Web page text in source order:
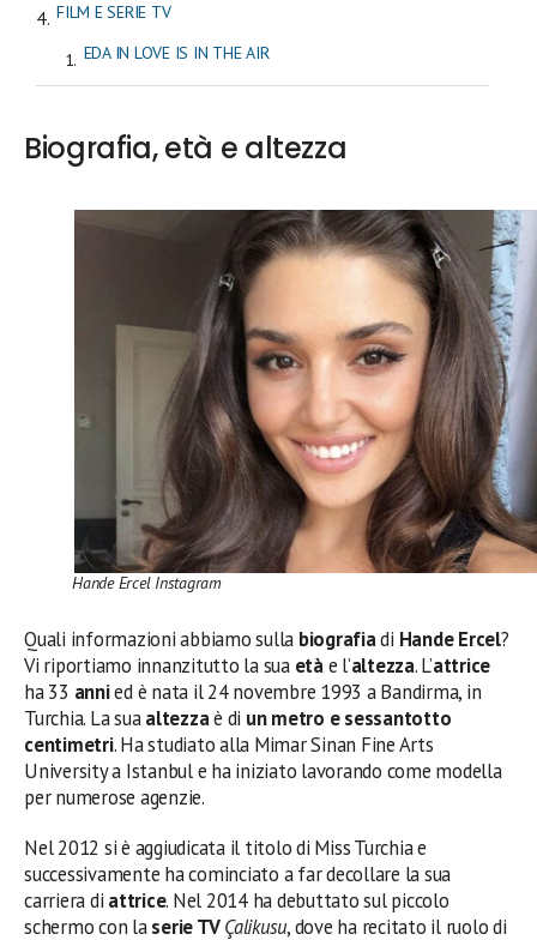
FILM E SERIE TV
EDA IN LOVE IS IN THE AIR
Biografia, età e altezza
Hande Ercel Instagram
Quali informazioni abbiamo sulla biografiadi Hande Ercel?
Vi riportiamo innanzitutto la sua etàe l’altezza. L’attrice
ha 33 annied è nata il 24 novembre 1993 a Bandirma, in
Turchia. La suaaltezzaè di un metro e sessantotto
centimetri. Ha studiato alla Mimar Sinan Fine Arts
University a Istanbul e ha iniziato lavorando come modella
per numerose agenzie.
Nel 2012 si è aggiudicata il titolo di Miss Turchia e
successivamente ha cominciato a far decollare la sua
carriera di attrice. Nel 2014 ha debuttato sul piccolo
schermo con laserie TVÇalikusu, dove ha recitato il ruolo di